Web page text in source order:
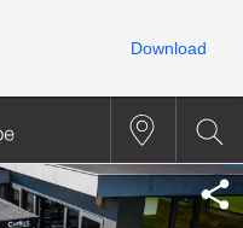
Download